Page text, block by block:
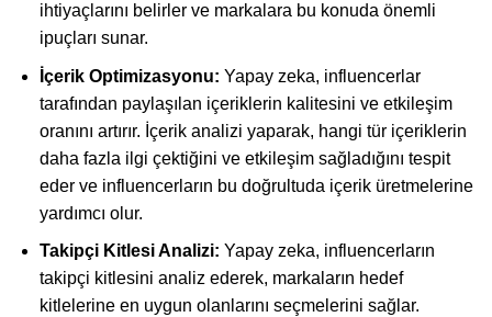
ihtiyaçlarını belirler ve markalara bu konuda önemli
ipuçları sunar.
İçerik Optimizasyonu: Yapay zeka, influencerlar
tarafından paylaşılan içeriklerin kalitesini ve etkileşim
oranını artırır. İçerik analizi yaparak, hangi tür içeriklerin
daha fazla ilgi çektiğini ve etkileşim sağladığını tespit
eder ve influencerların bu doğrultuda içerik üretmelerine
yardımcı olur.
Takipçi Kitlesi Analizi: Yapay zeka, influencerların
takipçi kitlesini analiz ederek, markaların hedef
kitlelerine en uygun olanlarını seçmelerini sağlar.